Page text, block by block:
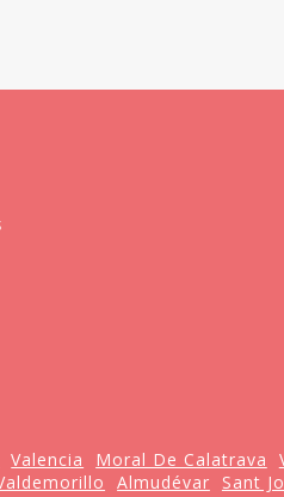
Valencia Moral De Calatrava
Almudévar Sant